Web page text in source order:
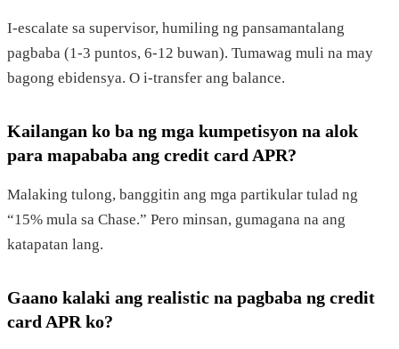
I-escalate sa supervisor, humiling ng pansamantalang
pagbaba (1-3 puntos, 6-12 buwan). Tumawag muli na may
bagong ebidensya. O i-transfer ang balance.
Kailangan ko ba ng mga kumpetisyon na alok
para mapababa ang credit card APR?
Malaking tulong, banggitin ang mga partikular tulad ng
“15% mula sa Chase.” Pero minsan, gumagana na ang
katapatan lang.
Gaano kalaki ang realistic na pagbaba ng credit
card APR ko?